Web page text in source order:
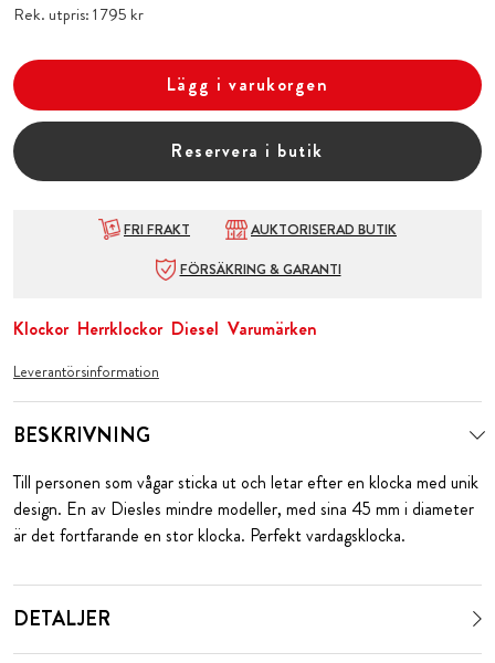
Rek. utpris:Pris:1 795 kr
1 795 kr
Lägg i varukorgen
Reservera i butik
FRI FRAKT
AUKTORISERAD BUTIK
FÖRSÄKRING & GARANTI
Klockor Herrklockor Diesel Varumärken
Leverantörsinformation
BESKRIVNING
Till personen som vågar sticka ut och letar efter en klocka med unik
design. En av Diesles mindre modeller, med sina 45 mm i diameter
är det fortfarande en stor klocka. Perfekt vardagsklocka.
DETALJER